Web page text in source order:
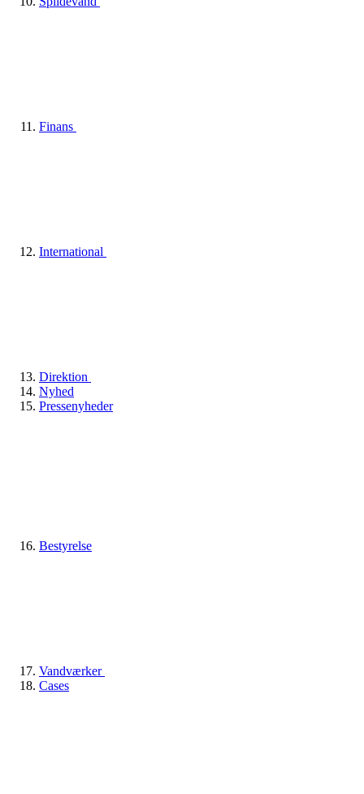
Finans
International
Direktion
Nyhed
Pressenyheder
Bestyrelse
Vandværker
Cases